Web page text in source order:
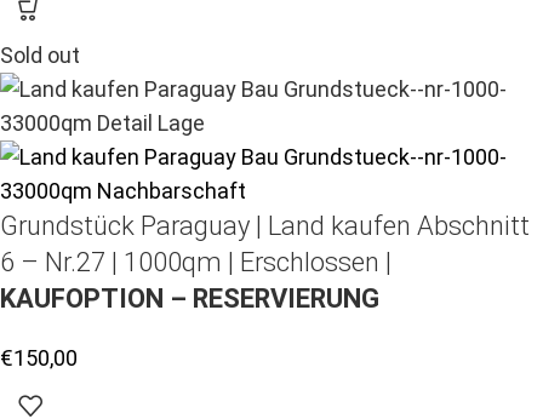
Sold out
Grundstück Paraguay | Land kaufen Abschnitt
6 – Nr.27 | 1000qm | Erschlossen |
KAUFOPTION – RESERVIERUNG
€150,00